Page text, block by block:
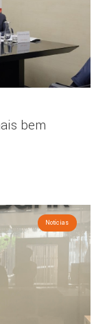
bem
Notícias